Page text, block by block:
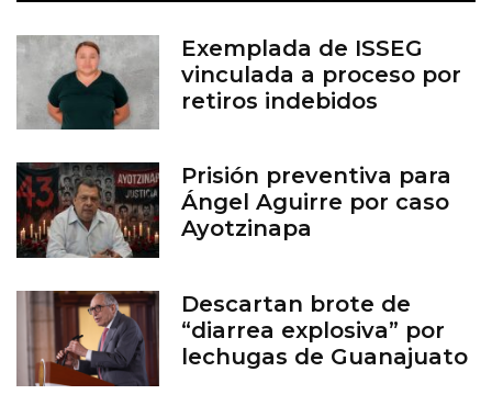
Exemplada de ISSEG
vinculada a proceso por
retiros indebidos
Prisión preventiva para
Ángel Aguirre por caso
Ayotzinapa
Descartan brote de
“diarrea explosiva” por
lechugas de Guanajuato